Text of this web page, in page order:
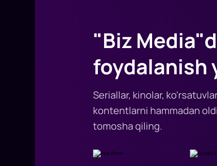
"Biz
foydalanish
Seriallar, kinolar,
kontentlarni hammadan
tomosha qiling.